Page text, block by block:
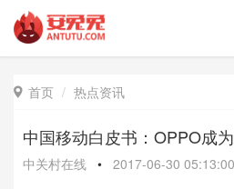
 首页 热点资讯
中国移动白皮书：OPPO成
中关村在线 • 2017-06-30 05:13:00